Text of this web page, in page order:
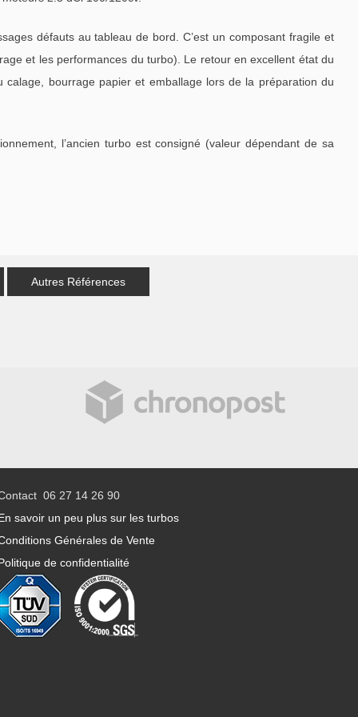
défauts au tableau de bord. C’est un composant fragile et
et les performances du turbo). Le retour en excellent état du
bourrage papier et emballage lors de la préparation du
l’ancien turbo est consigné (valeur dépendant de sa
Autres Références
06 27 14 26 90
savoir un peu plus sur les turbos
Générales de Vente
de confidentialité